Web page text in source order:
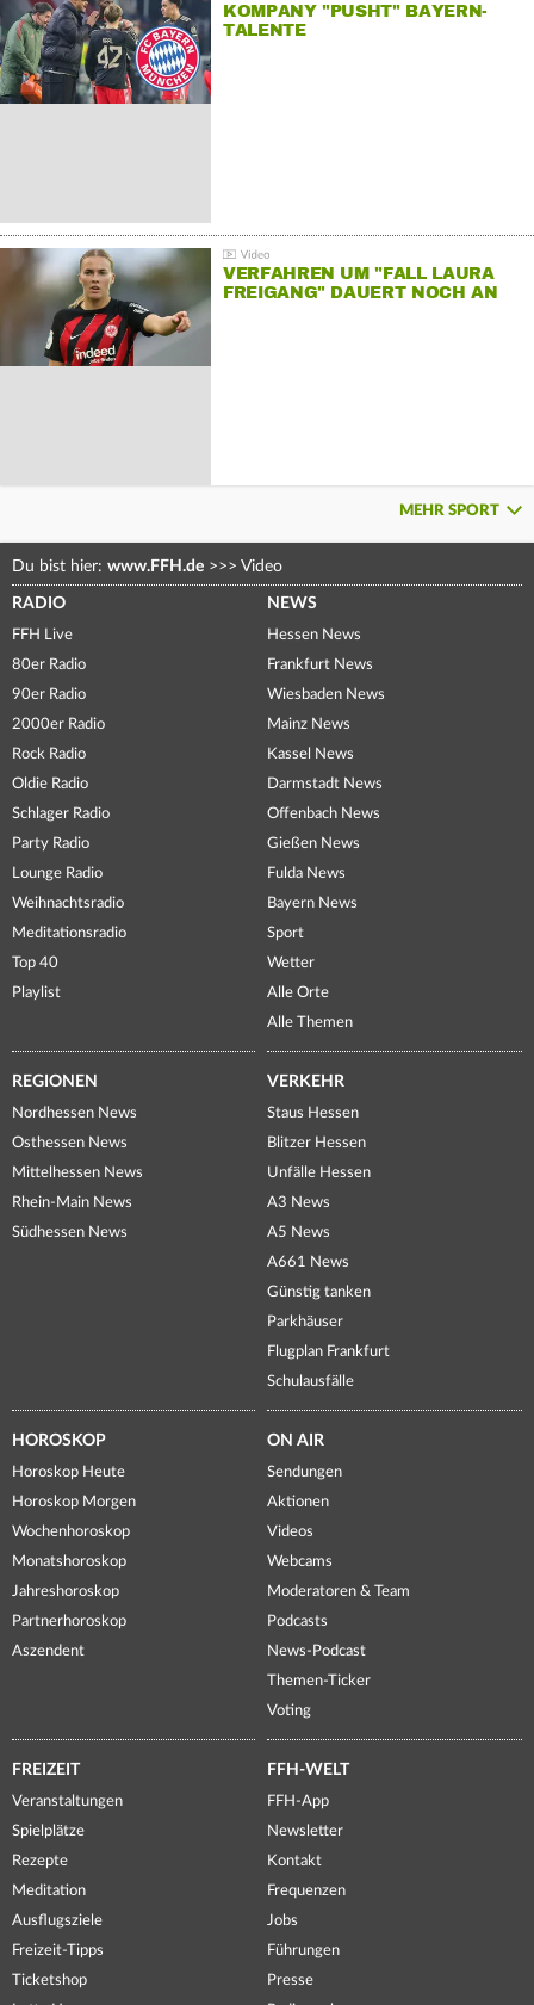
KOMPANY "PUSHT" BAYERN-
TALENTE
VERFAHREN UM "FALL LAURA
FREIGANG" DAUERT NOCH AN
MEHR SPORT
Du bist hier: www.FFH.de >>> Video
RADIO
FFH Live
80er Radio
90er Radio
2000er Radio
Rock Radio
Oldie Radio
Schlager Radio
Party Radio
Lounge Radio
Weihnachtsradio
Meditationsradio
Top 40
Playlist
NEWS
Hessen News
Frankfurt News
Wiesbaden News
Mainz News
Kassel News
Darmstadt News
Offenbach News
Gießen News
Fulda News
Bayern News
Sport
Wetter
Alle Orte
Alle Themen
REGIONEN
Nordhessen News
Osthessen News
Mittelhessen News
Rhein-Main News
Südhessen News
VERKEHR
Staus Hessen
Blitzer Hessen
Unfälle Hessen
A3 News
A5 News
A661 News
Günstig tanken
Parkhäuser
Flugplan Frankfurt
Schulausfälle
HOROSKOP
Horoskop Heute
Horoskop Morgen
Wochenhoroskop
Monatshoroskop
Jahreshoroskop
Partnerhoroskop
Aszendent
ON AIR
Sendungen
Aktionen
Videos
Webcams
Moderatoren & Team
Podcasts
News-Podcast
Themen-Ticker
Voting
FREIZEIT
Veranstaltungen
Spielplätze
Rezepte
Meditation
Ausflugsziele
Freizeit-Tipps
Ticketshop
FFH-WELT
FFH-App
Newsletter
Kontakt
Frequenzen
Jobs
Führungen
Presse